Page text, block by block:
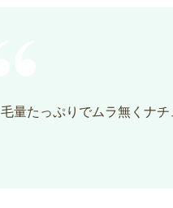
毛量たっぷりでムラ無くナチ